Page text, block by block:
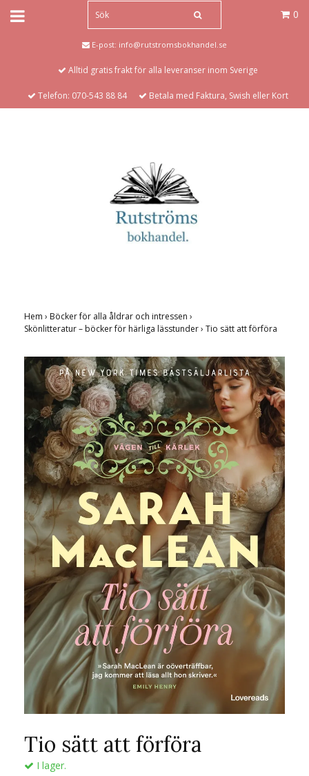
0
E-post: info@rutstromsbokhandel.se
Alltid gratis frakt för alla leveranser inom Sverige
Telefon: 070-543 88 84 Betala med Faktura, Swish eller Kort
Hem › Böcker för alla åldrar och intressen ›
Skönlitteratur – böcker för härliga lässtunder› Tio sätt att förföra
Tio sätt att förföra
I lager.